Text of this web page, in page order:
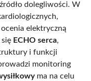
dolegliwości. W
elektryczną
ECHO serca,
i funkcji
monitoring
ma na celu